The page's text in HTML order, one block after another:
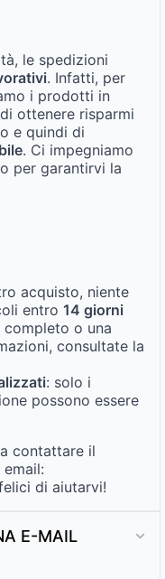
le spedizioni
. Infatti, per
i prodotti in
ottenere risparmi
e quindi di
. Ci impegniamo
per garantirvi la
acquisto, niente
entro 14 giorni
o una
consultate la
: solo i
possono essere
contattare il
di aiutarvi!
E-MAIL